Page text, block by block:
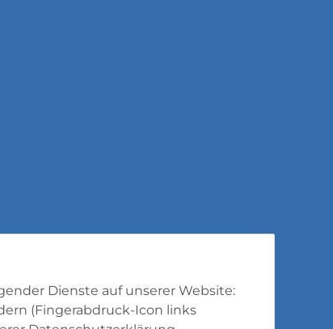
Dienste auf unserer Website:
(Fingerabdruck-Icon links